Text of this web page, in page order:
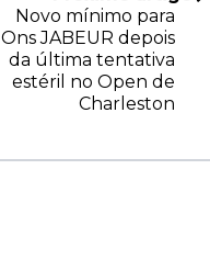
Novo mínimo para
Ons JABEUR depois
da última tentativa
estéril no Open de
Charleston